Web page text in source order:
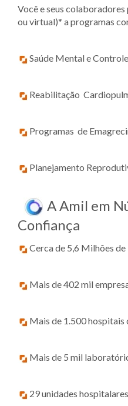
Você e seus
ou virtual)* a programas
Saúde Mental e
Reabilitação
Programas de
Planejamento
A Amil em
Confiança
Cerca de 5,6 Milhões
Mais de 402 mil
Mais de 1.500 hospitais
Mais de 5 mil
29 unidades